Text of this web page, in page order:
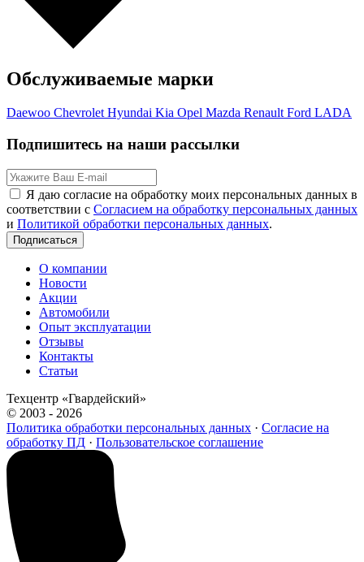
Обслуживаемые марки
Daewoo Chevrolet Hyundai Kia Opel Mazda Renault Ford LADA
Подпишитесь на наши рассылки
Я даю согласие на обработку моих персональных данных в
соответствии с Согласием на обработку персональных данных
и Политикой обработки персональных данных.
Подписаться
О компании
Новости
Акции
Автомобили
Опыт эксплуатации
Отзывы
Контакты
Статьи
Техцентр «Гвардейский»
© 2003 - 2026
Политика обработки персональных данных · Согласие на
обработку ПД · Пользовательское соглашение